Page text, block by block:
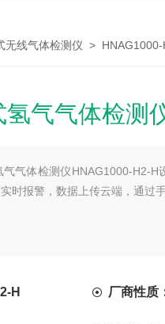
无线气体检测仪 > HNAG1000-
气气体检测
气体检测仪HNAG1000-H2-H
时报警，数据上传云端，通过
H 厂商性质